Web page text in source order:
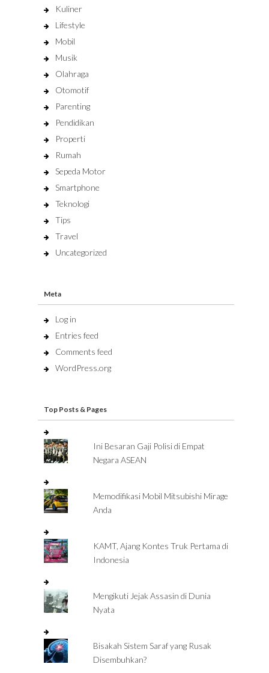
Kuliner
Lifestyle
Mobil
Musik
Olahraga
Otomotif
Parenting
Pendidikan
Properti
Rumah
Sepeda Motor
Smartphone
Teknologi
Tips
Travel
Uncategorized
Meta
Log in
Entries feed
Comments feed
WordPress.org
Top Posts & Pages
Ini Besaran Gaji Polisi di Empat
Negara ASEAN
Memodifikasi Mobil Mitsubishi Mirage
Anda
KAMT, Ajang Kontes Truk Pertama di
Indonesia
Mengikuti Jejak Assasin di Dunia
Nyata
Bisakah Sistem Saraf yang Rusak
Disembuhkan?